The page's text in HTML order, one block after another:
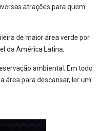
atrações para quem
de maior área verde por
da América Latina.
ambiental. Em todo
área para descansar, ler um